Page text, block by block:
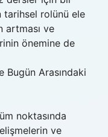
tarihsel rolünü ele
artması ve
önemine de
Bugün Arasındaki
noktasında
ve